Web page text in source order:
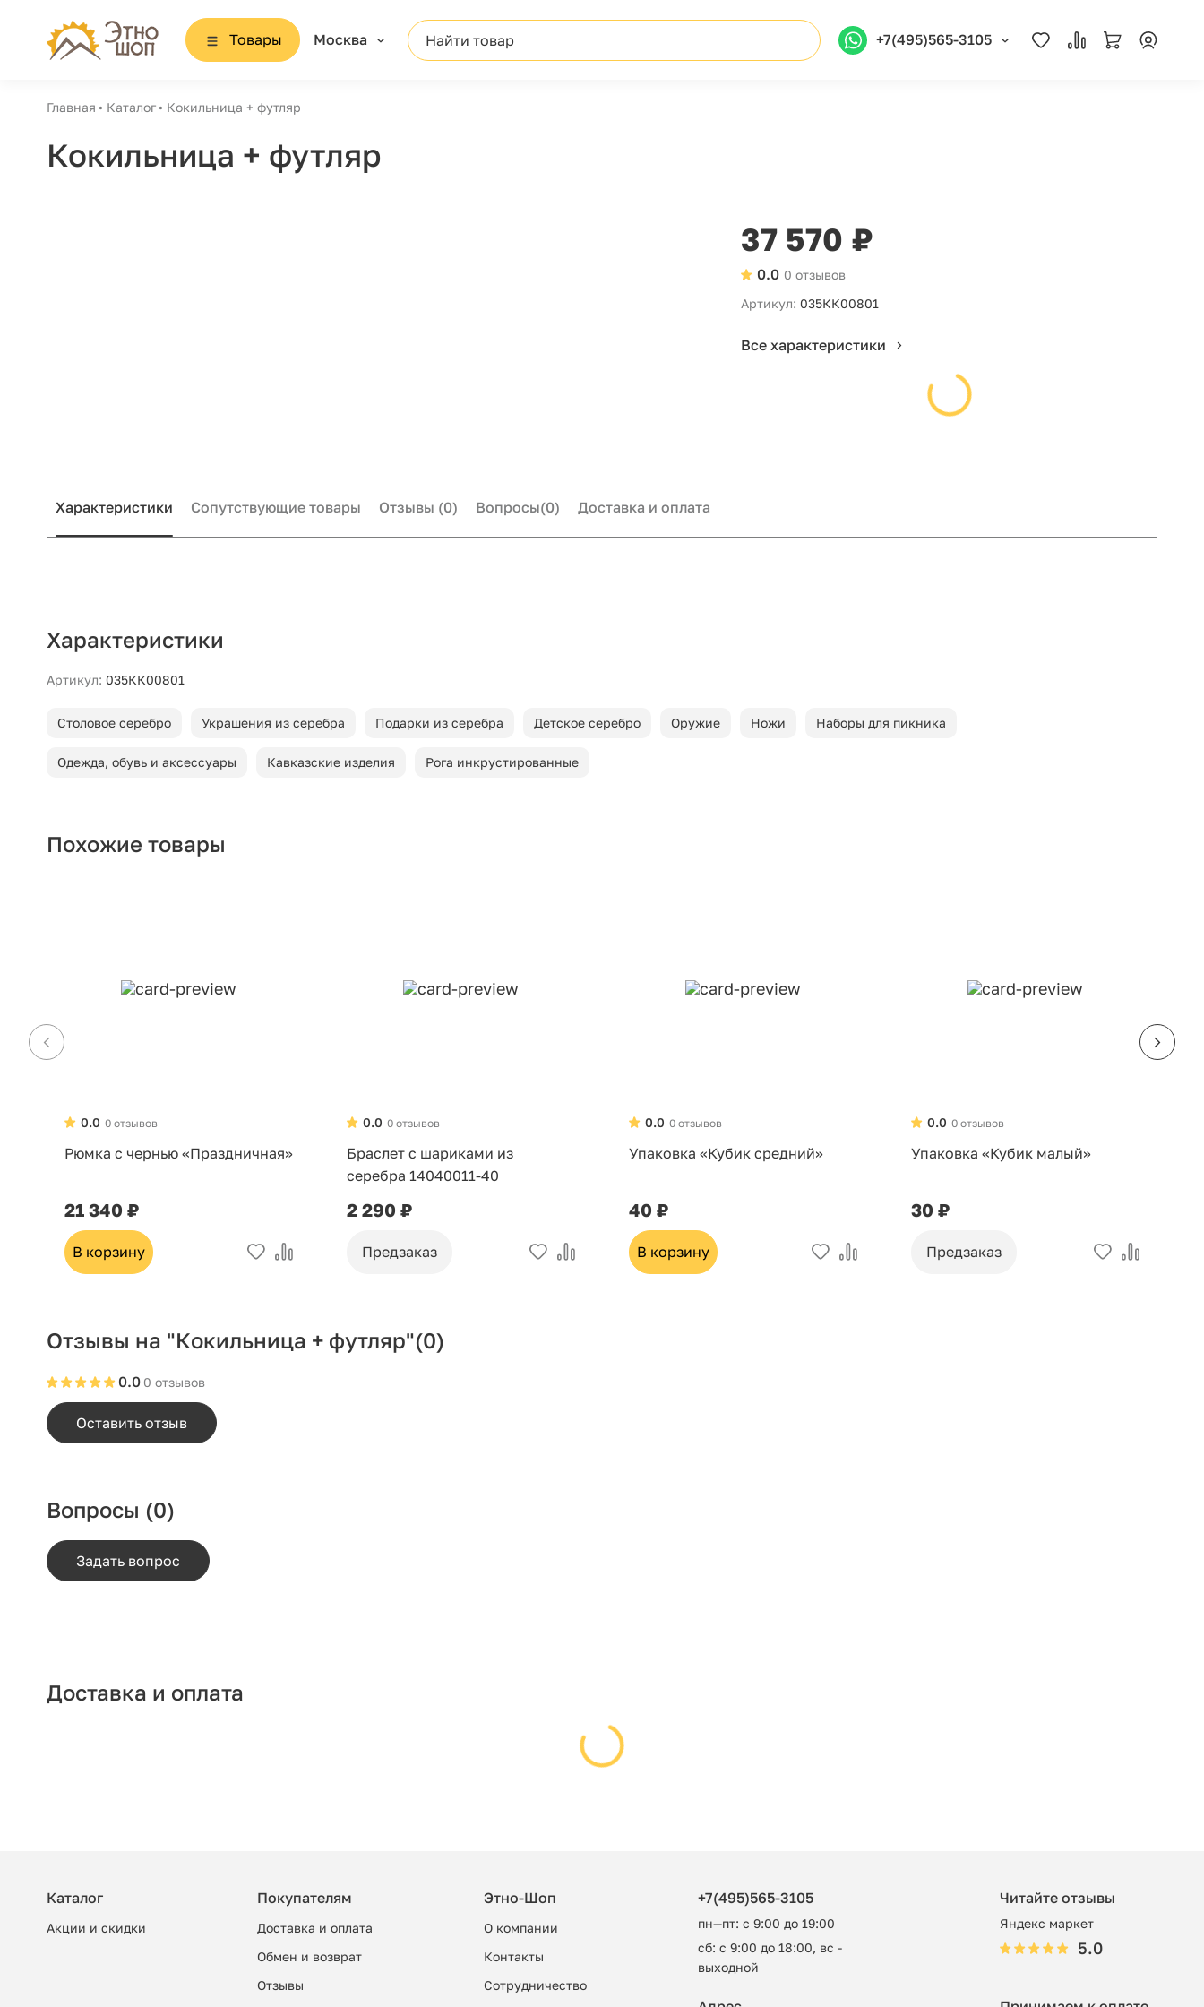
Товары Москва Найти товар +7(495)565-3105
Главная Каталог Кокильница + футляр
Кокильница + футляр
37 570 ₽
0 отзывов
0.0
Артикул: 035КК00801
Все характеристики
Характеристики Сопутствующие товары Отзывы (0) Вопросы(0) Доставка и оплата
Характеристики
Артикул: 035КК00801
Столовое серебро Украшения из серебра Подарки из серебра Детское серебро Оружие Ножи Наборы для пикника
Одежда, обувь и аксессуары Кавказские изделия Рога инкрустированные
Похожие товары
0 отзывов
0.0
Рюмка с чернью «Праздничная»
21 340 ₽
В корзину
0 отзывов
0.0
Браслет с шариками из
серебра 14040011-40
2 290 ₽
Предзаказ
0 отзывов
0.0
Упаковка «Кубик средний»
40 ₽
В корзину
0 отзывов
0.0
Упаковка «Кубик малый»
30 ₽
Предзаказ
Отзывы на "Кокильница + футляр"(0)
0 отзывов
0.0
Оставить отзыв
Вопросы (0)
Задать вопрос
Доставка и оплата
Каталог
Акции и скидки
Покупателям
Доставка и оплата
Обмен и возврат
Отзывы
Этно-Шоп
О компании
Контакты
Сотрудничество
+7(495)565-3105
пн—пт: с 9:00 до 19:00
сб: с 9:00 до 18:00, вс -
выходной
Читайте отзывы
Яндекс маркет
5.0